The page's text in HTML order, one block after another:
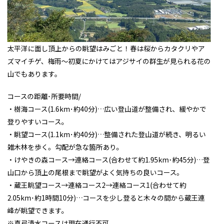
太平洋に面し頂上からの眺望はみごと！春は桜からカタクリやア
ズマイチゲ、梅雨～初夏にかけてはアジサイの群生が見られる花の
山でもあります。
コースの距離･所要時間/
・樹海コース(1.6km･約40分)…広い登山道が整備され、緩やかで
登りやすいコース。
・眺望コース(1.1km･約40分)…整備された登山道が続き、明るい
雑木林を歩く。勾配が急な箇所あり。
・けやきの森コース→連絡コース(合わせて約1.95km･約45分)…登
山口から頂上の尾根まで眺望がよく気持ちの良いコース。
・蔵王眺望コース→連絡コース2→連絡コース1(合わせて約
2.05km･約1時間10分)…コースを少し登ると木々の間から蔵王連
峰が眺望できます。